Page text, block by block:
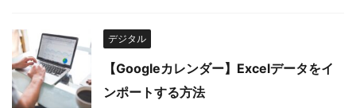
デジタル
【Googleカレンダー】Excelデータをイ
ンポートする方法